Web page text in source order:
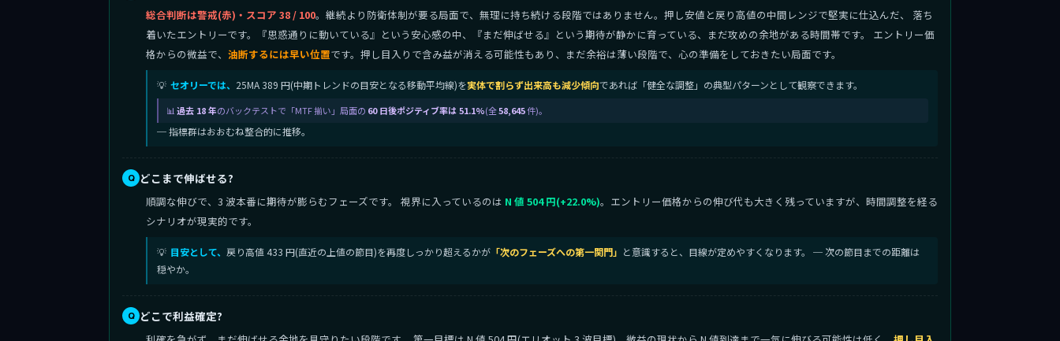
総合判断は警戒(赤)・スコア 38 / 100。継続より防衛体制が要る局面で、無理に持ち続ける段階ではありません。押し安値と戻り高値の中間レンジで堅実に仕込んだ、 落ち
着いたエントリーです。『思惑通りに動いている』という安心感の中、『まだ伸ばせる』という期待が静かに育っている、まだ攻めの余地がある時間帯です。 エントリー価
格からの微益で、 油断するには早い位置です。押し目入りで含み益が消える可能性もあり、まだ余裕は薄い段階で、心の準備をしておきたい局面です。
セオリーでは、 25MA 389 円(中期トレンドの目安となる移動平均線)を実体で割らず出来高も減少傾向であれば「健全な調整」の典型パターンとして観察できます。
過去 18 年のバックテストで「MTF 揃い」局面の 60 日後ポジティブ率は 51.1%(全58,645件)。
─ 指標群はおおむね整合的に推移。
どこまで伸ばせる?
順調な伸びで、3 波本番に期待が膨らむフェーズです。 視界に入っているのは N 値 504 円(+22.0%)。エントリー価格からの伸び代も大きく残っていますが、時間調整を経る
シナリオが現実的です。
目安として、 戻り高値 433 円(直近の上値の節目)を再度しっかり超えるかが 「次のフェーズへの第一関門」 と意識すると、目線が定めやすくなります。 ─ 次の節目までの距離は
穏やか。
どこで利益確定?